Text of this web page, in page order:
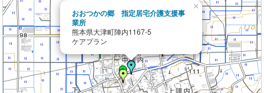
おおつかの郷 指定居宅介護支援事
業所
熊本県大津町陣内1167-5
ケアプラン
×